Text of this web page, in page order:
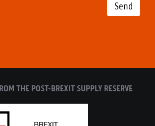
Send
THE POST-BREXIT SUPPLY RESERVE